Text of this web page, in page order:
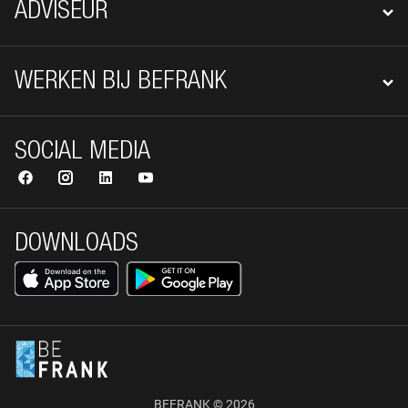
ADVISEUR
WERKEN BIJ BEFRANK
DOWNLOADS
SOCIAL MEDIA
BEFRANK © 2026